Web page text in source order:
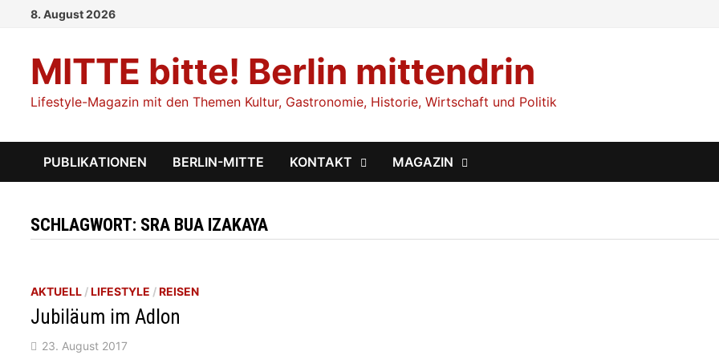
8. August 2026
MITTE bitte! Berlin mittendrin
Lifestyle-Magazin mit den Themen Kultur, Gastronomie, Historie, Wirtschaft und Politik
PUBLIKATIONEN BERLIN-MITTE KONTAKT MAGAZIN
SCHLAGWORT: SRA BUA IZAKAYA
AKTUELL /LIFESTYLE /REISEN
Jubiläum im Adlon
23. August 2017